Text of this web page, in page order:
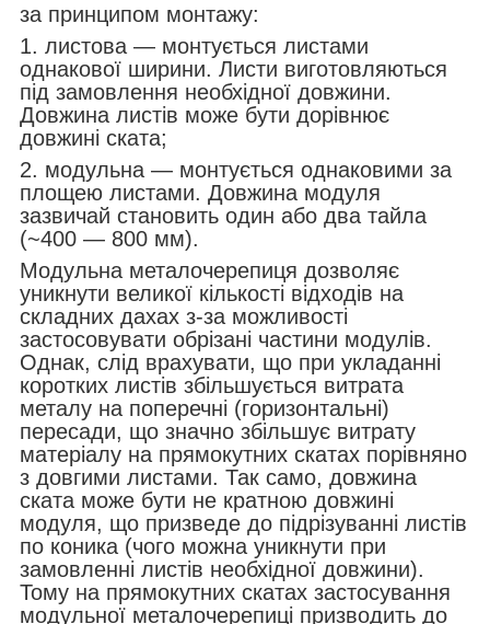
за принципом монтажу:
1. листова — монтується листами
однакової ширини. Листи виготовляються
під замовлення необхідної довжини.
Довжина листів може бути дорівнює
довжині ската;
2. модульна — монтується однаковими за
площею листами. Довжина модуля
зазвичай становить один або два тайла
(~400 — 800 мм).
Модульна металочерепиця дозволяє
уникнути великої кількості відходів на
складних дахах з-за можливості
застосовувати обрізані частини модулів.
Однак, слід врахувати, що при укладанні
коротких листів збільшується витрата
металу на поперечні (горизонтальні)
пересади, що значно збільшує витрату
матеріалу на прямокутних скатах порівняно
з довгими листами. Так само, довжина
ската може бути не кратною довжині
модуля, що призведе до підрізуванні листів
по коника (чого можна уникнути при
замовленні листів необхідної довжини).
Тому на прямокутних скатах застосування
модульної металочерепиці призводить до